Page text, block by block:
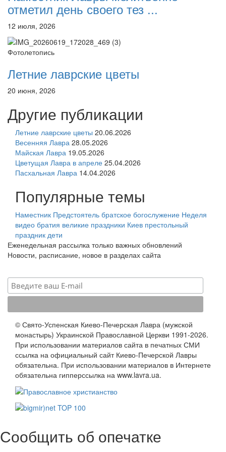
отметил день своего тез ...
12 июля, 2026
Фотолетопись
Летние лаврские цветы
20 июня, 2026
Другие публикации
Летние лаврские цветы 20.06.2026
Весенняя Лавра 28.05.2026
Майская Лавра 19.05.2026
Цветущая Лавра в апреле 25.04.2026
Пасхальная Лавра 14.04.2026
Популярные темы
Наместник Предстоятель братское богослужение Неделя
видео братия великие праздники Киев престольный
праздник дети
Еженедельная рассылка только важных обновлений
Новости, расписание, новое в разделах сайта
© Свято-Успенская Киево-Печерская Лавра (мужской
монастырь) Украинской Православной Церкви 1991-2026.
При использовании материалов сайта в печатных СМИ
ссылка на официальный сайт Киево-Печерской Лавры
обязательна. При использовании материалов в Интернете
обязательна гипперссылка на www.lavra.ua.
Сообщить об опечатке